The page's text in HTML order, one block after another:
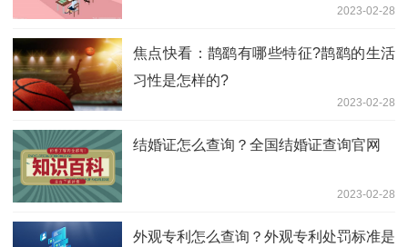
2023-02-28
焦点快看：鹊鹞有哪些特征?鹊鹞的生活
习性是怎样的?
2023-02-28
结婚证怎么查询？全国结婚证查询官网
2023-02-28
外观专利怎么查询？外观专利处罚标准是